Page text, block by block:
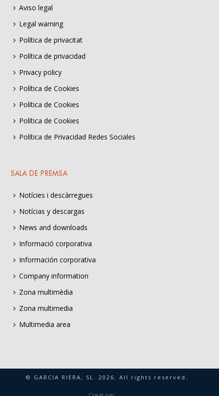
Aviso legal
Legal warning
Política de privacitat
Política de privacidad
Privacy policy
Política de Cookies
Política de Cookies
Política de Cookies
Política de Privacidad Redes Sociales
SALA DE PREMSA
Notícies i descàrregues
Notícias y descargas
News and downloads
Informació corporativa
Información corporativa
Company information
Zona multimèdia
Zona multimedia
Multimedia area
© GARCIA RIERA, SL. 2026 . All rights reserved.